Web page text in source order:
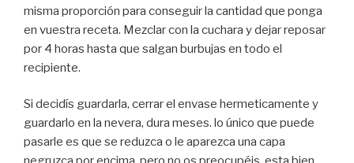
misma proporción para conseguir la cantidad que ponga
en vuestra receta. Mezclar con la cuchara y dejar reposar
por 4 horas hasta que salgan burbujas en todo el
recipiente.
Si decidís guardarla, cerrar el envase hermeticamente y
guardarlo en la nevera, dura meses. lo único que puede
pasarle es que se reduzca o le aparezca una capa